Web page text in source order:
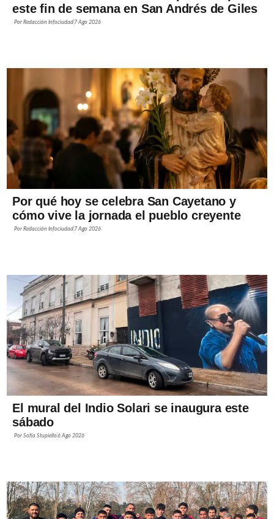
este fin de semana en San Andrés de Giles
PorRedacción Infociudad 7 Ago 2026
Por qué hoy se celebra San Cayetano y
cómo vive la jornada el pueblo creyente
PorRedacción Infociudad 7 Ago 2026
El mural del Indio Solari se inaugura este
sábado
PorSofía Stupiello6 Ago 2026